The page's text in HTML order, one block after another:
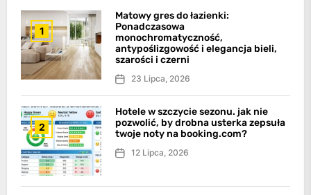
1
Matowy gres do łazienki:
Ponadczasowa
monochromatyczność,
antypoślizgowość i elegancja bieli,
szarości i czerni
23 Lipca, 2026
2
Hotele w szczycie sezonu. jak nie
pozwolić, by drobna usterka zepsuła
twoje noty na booking.com?
12 Lipca, 2026